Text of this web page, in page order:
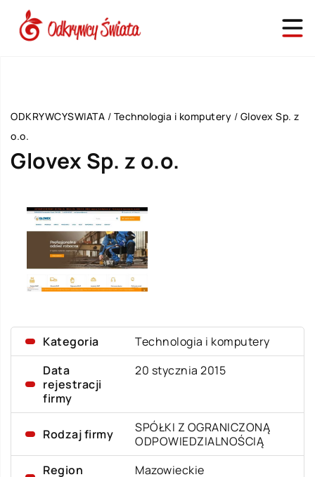
ODKRYWCYSWIATA / Technologia i komputery / Glovex Sp. z
o.o.
Glovex Sp. z o.o.
Kategoria
Technologia i komputery
Data
rejestracji
firmy
20 stycznia 2015
Rodzaj firmy
SPÓŁKI Z OGRANICZONĄ
ODPOWIEDZIALNOŚCIĄ
Region
Mazowieckie